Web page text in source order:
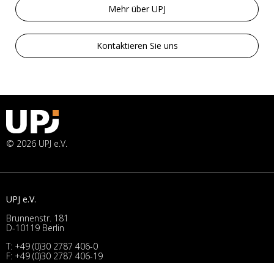
Mehr über UPJ
Kontaktieren Sie uns
© 2026 UPJ e.V.
UPJ e.V.
Brunnenstr. 181
D-10119 Berlin
T: +49 (0)30 2787 406-0
F: +49 (0)30 2787 406-19